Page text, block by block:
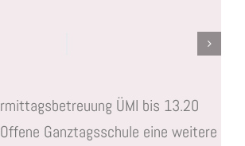
ÜMI bis 13.20
Ganztagsschule eine weitere